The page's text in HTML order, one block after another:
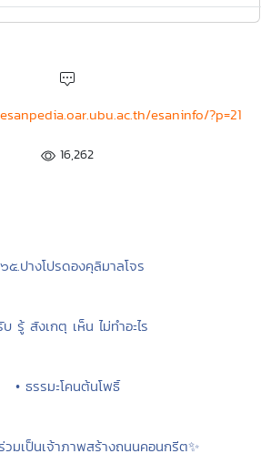
esaninfo/?p=21
16,262
๕.ปางโปรดองคุลิมาลโจร
บ รู้ สังเกตุ เห็น ไม่ทำอะไร
• ธรรมะโคนต้นโพธิ์
วมเป็นเจ้าภาพสร้างถนนคอนกรีต✨